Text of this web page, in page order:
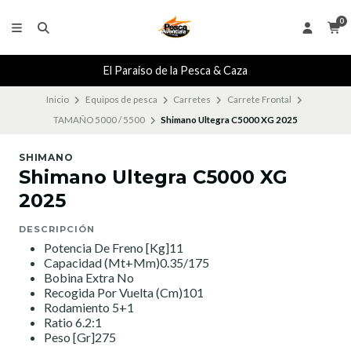
0
El Paraiso de la Pesca & Caza
Inicio Equipos de pesca Carretes
Carrete Frontal
TAMAÑO 5000 / 5500
Shimano Ultegra C5000 XG 2025
SHIMANO
Shimano Ultegra C5000 XG
2025
DESCRIPCIÓN
Potencia De Freno [Kg]11
Capacidad (Mt+Mm)0.35/175
Bobina Extra No
Recogida Por Vuelta (Cm)101
Rodamiento 5+1
Ratio 6.2:1
Peso [Gr]275